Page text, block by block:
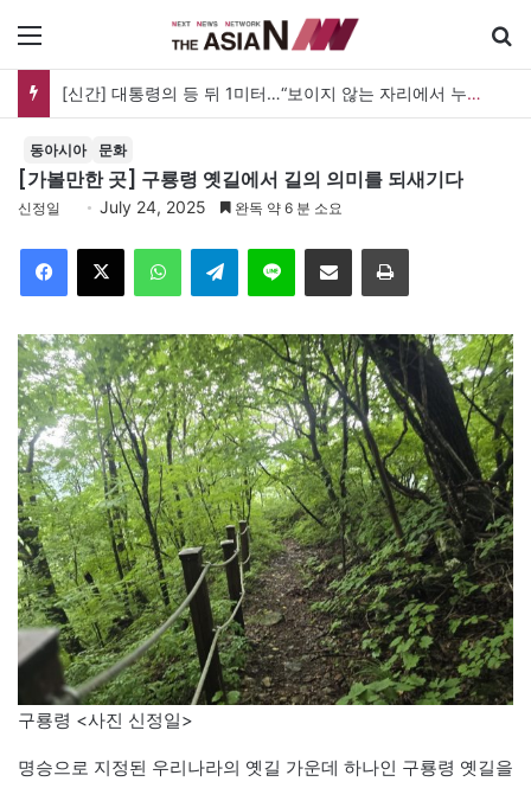
메뉴
[신간] 대통령의 등 뒤 1미터…“보이지 않는 자리에서 누구를 지킨다는 것”
동아시아 문화
[가볼만한 곳] 구룡령 옛길에서 길의 의미를 되새기다
신정일 July 24, 2025 완독 약 6 분 소요
Facebook
X WhatsAppTelegramLine 이메일 인쇄
구룡령 <사진 신정일>
명승으로 지정된 우리나라의 옛길 가운데 하나인 구룡령 옛길을